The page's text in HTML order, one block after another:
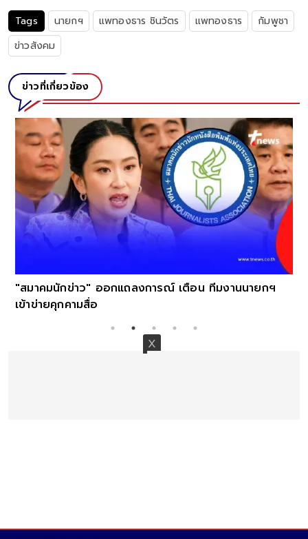
Tags นายกฯ แพทองธาร ชินวัตร แพทองธาร
กัมพูชา
ข่าวสังคม
ข่าวที่เกี่ยวข้อง
"สมาคมนักข่าว" ออกแถลงการณ์ เตือน ทีมงานนายกฯ
เข้าข่ายคุกคามสื่อ